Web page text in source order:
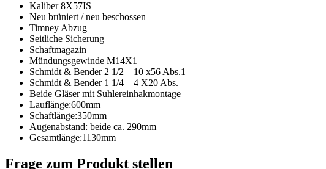
Kaliber 8X57IS
Neu brüniert / neu beschossen
Timney Abzug
Seitliche Sicherung
Schaftmagazin
Mündungsgewinde M14X1
Schmidt & Bender 2 1/2 – 10 x56 Abs.1
Schmidt & Bender 1 1/4 – 4 X20 Abs.
Beide Gläser mit Suhlereinhakmontage
Lauflänge:600mm
Schaftlänge:350mm
Augenabstand: beide ca. 290mm
Gesamtlänge:1130mm
Frage zum Produkt stellen